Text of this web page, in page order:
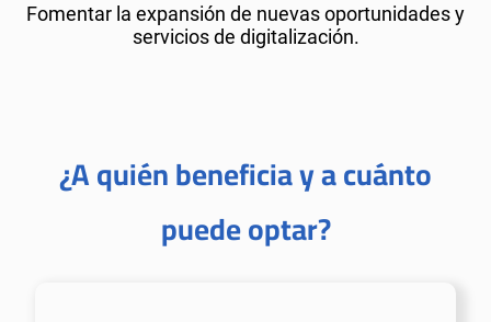
Fomentar la expansión de nuevas oportunidades y
servicios de digitalización.
¿A quién beneficia y a cuánto
puede optar?